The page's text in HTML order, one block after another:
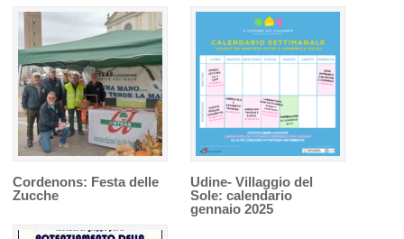
Cordenons: Festa delle
Zucche
Udine- Villaggio del
Sole: calendario
gennaio 2025